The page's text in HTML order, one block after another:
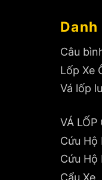
Danh
Câu
Lốp Xe
Vá lốp
VÁ
Cứu Hộ
Cứu Hộ
Cẩu